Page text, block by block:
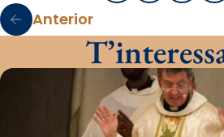
Anterior